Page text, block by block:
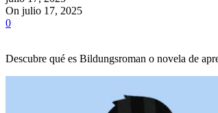
On julio 17, 2025
0
Descubre qué es Bildungsroman o novela de